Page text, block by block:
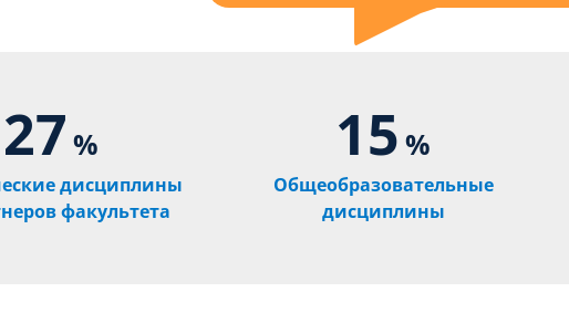
27 %
дисциплины
факультета
15 %
Общеобразовательные
дисциплины